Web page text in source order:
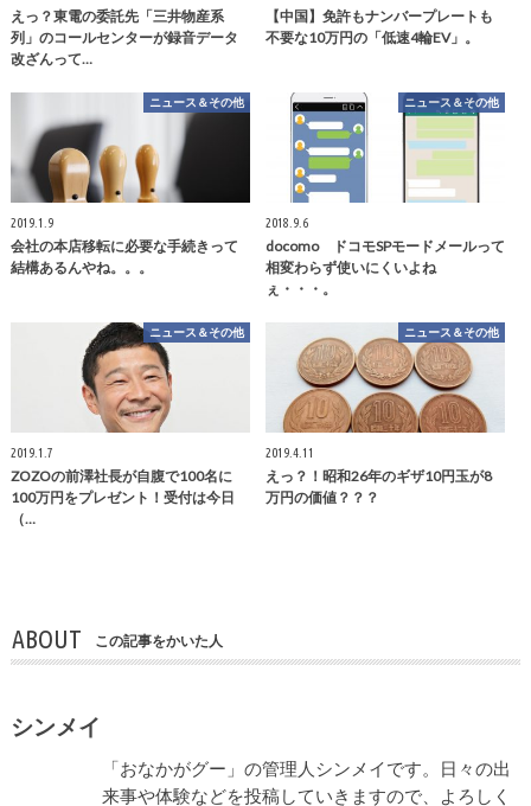
えっ？東電の委託先「三井物産系
列」のコールセンターが録音データ
改ざんって…
【中国】免許もナンバープレートも
不要な10万円の「低速4輪EV」。
ニュース＆その他
2019.1.9
会社の本店移転に必要な手続きって
結構あるんやね。。。
ニュース＆その他
2018.9.6
docomo ドコモSPモードメールって
相変わらず使いにくいよね
ぇ・・・。
ニュース＆その他
2019.1.7
ZOZOの前澤社長が自腹で100名に
100万円をプレゼント！受付は今日
（…
ニュース＆その他
2019.4.11
えっ？！昭和26年のギザ10円玉が8
万円の価値？？？
ABOUT この記事をかいた人
シンメイ
「おなかがグー」の管理人シンメイです。日々の出
来事や体験などを投稿していきますので、よろしく